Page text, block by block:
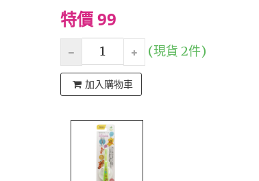
特價 99
(現貨 2件)
加入購物車